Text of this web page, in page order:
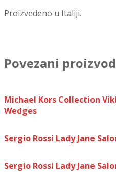
Proizvedeno u Italiji.
Povezani
Michael Kors Collection
Wedges
Sergio Rossi Lady Jane
Sergio Rossi Lady Jane